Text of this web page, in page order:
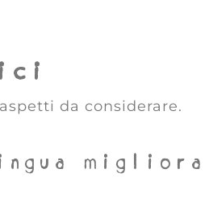
da considerare.